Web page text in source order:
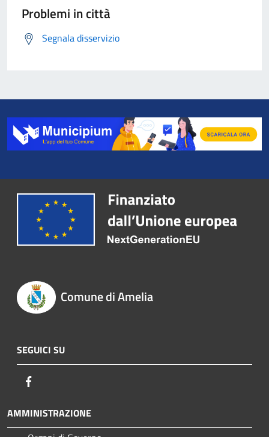
Problemi in città
Segnala disservizio
Comune di Amelia
SEGUICI SU
AMMINISTRAZIONE